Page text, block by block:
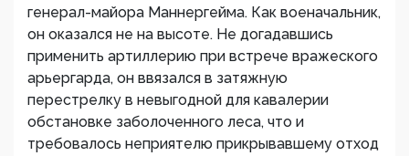
генерал-майора Маннергейма. Как военачальник,
он оказался не на высоте. Не догадавшись
применить артиллерию при встрече вражеского
арьергарда, он ввязался в затяжную
перестрелку в невыгодной для кавалерии
обстановке заболоченного леса, что и
требовалось неприятелю прикрывавшему отход